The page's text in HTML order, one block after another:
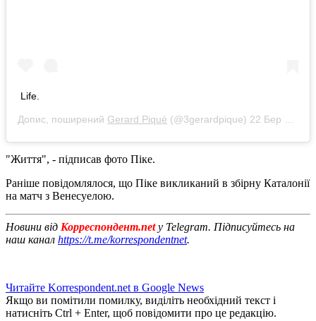
Life.
Допис, поширений Gerard Piqué (@3gerardpique) 22 Бер 2019 р. о 3:10 PDT
"Життя", - підписав фото Піке.
Раніше повідомлялося, що Піке викликаний в збірну Каталонії
на матч з Венесуелою.
Новини від Корреспондент.netу Telegram. Підписуйтесь на
наш канал https://t.me/korrespondentnet.
Читайте Korrespondent.net в Google News
Якщо ви помітили помилку, виділіть необхідний текст і
натисніть Ctrl + Enter, щоб повідомити про це редакцію.